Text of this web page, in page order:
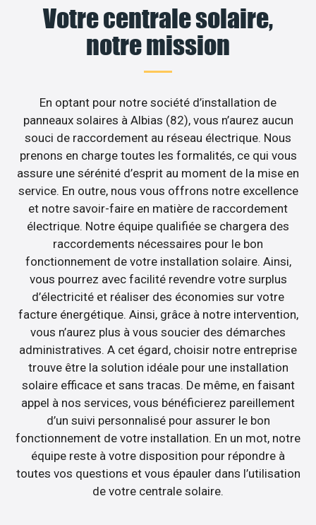
Votre centrale solaire,
notre mission
En optant pour notre société d’installation de
panneaux solaires à Albias (82), vous n’aurez aucun
souci de raccordement au réseau électrique. Nous
prenons en charge toutes les formalités, ce qui vous
assure une sérénité d’esprit au moment de la mise en
service. En outre, nous vous offrons notre excellence
et notre savoir-faire en matière de raccordement
électrique. Notre équipe qualifiée se chargera des
raccordements nécessaires pour le bon
fonctionnement de votre installation solaire. Ainsi,
vous pourrez avec facilité revendre votre surplus
d’électricité et réaliser des économies sur votre
facture énergétique. Ainsi, grâce à notre intervention,
vous n’aurez plus à vous soucier des démarches
administratives. A cet égard, choisir notre entreprise
trouve être la solution idéale pour une installation
solaire efficace et sans tracas. De même, en faisant
appel à nos services, vous bénéficierez pareillement
d’un suivi personnalisé pour assurer le bon
fonctionnement de votre installation. En un mot, notre
équipe reste à votre disposition pour répondre à
toutes vos questions et vous épauler dans l’utilisation
de votre centrale solaire.